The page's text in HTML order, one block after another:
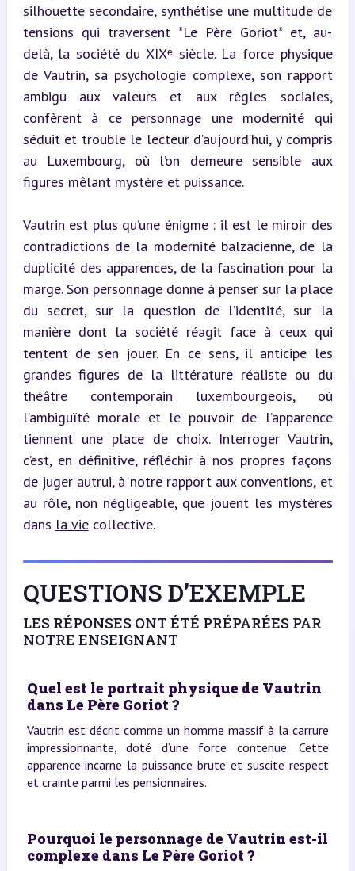
silhouette secondaire, synthétise une multitude de
tensions qui traversent *Le Père Goriot* et, au-
delà, la société du XIXᵉ siècle. La force physique
de Vautrin, sa psychologie complexe, son rapport
ambigu aux valeurs et aux règles sociales,
confèrent à ce personnage une modernité qui
séduit et trouble le lecteur d’aujourd’hui, y compris
au Luxembourg, où l’on demeure sensible aux
figures mêlant mystère et puissance.
Vautrin est plus qu’une énigme : il est le miroir des
contradictions de la modernité balzacienne, de la
duplicité des apparences, de la fascination pour la
marge. Son personnage donne à penser sur la place
du secret, sur la question de l’identité, sur la
manière dont la société réagit face à ceux qui
tentent de s’en jouer. En ce sens, il anticipe les
grandes figures de la littérature réaliste ou du
théâtre contemporain luxembourgeois, où
l’ambiguïté morale et le pouvoir de l’apparence
tiennent une place de choix. Interroger Vautrin,
c’est, en définitive, réfléchir à nos propres façons
de juger autrui, à notre rapport aux conventions, et
au rôle, non négligeable, que jouent les mystères
dans la vie collective.
QUESTIONS D’EXEMPLE
LES RÉPONSES ONT ÉTÉ PRÉPARÉES PAR
NOTRE ENSEIGNANT
Quel est le portrait physique de Vautrin
dans Le Père Goriot ?
Vautrin est décrit comme un homme massif à la carrure
impressionnante, doté d’une force contenue. Cette
apparence incarne la puissance brute et suscite respect
et crainte parmi les pensionnaires.
Pourquoi le personnage de Vautrin est-il
complexe dans Le Père Goriot ?